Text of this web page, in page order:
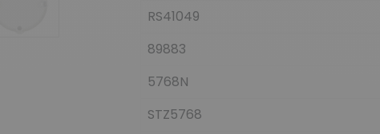
RS41049
89883
5768N
STZ5768